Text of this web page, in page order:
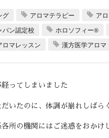
グ アロマテラピー ア
パン認定校 ホロソフィー®︎
ロマレッスン 漢方医学アロマ
ってしまいました
いたのに、体調が崩れしばら
所の機関にはご迷惑をおかけ